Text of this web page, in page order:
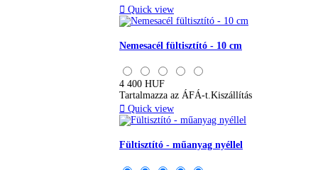
 Quick view
Nemesacél fültisztító - 10 cm
4 400 HUF
Tartalmazza az ÁFÁ-t.Kiszállítás
 Quick view
Fültisztító - műanyag nyéllel